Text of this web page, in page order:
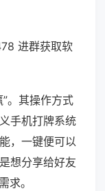
进群获取软
。其操作方式
手机打牌系统
，一键便可以
想分享给好友
求。